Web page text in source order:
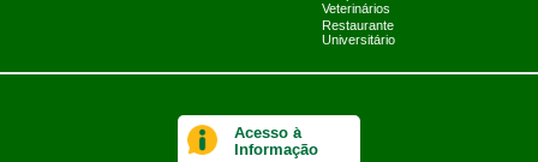
Veterinários
Restaurante
Universitário
Acesso à
Informação